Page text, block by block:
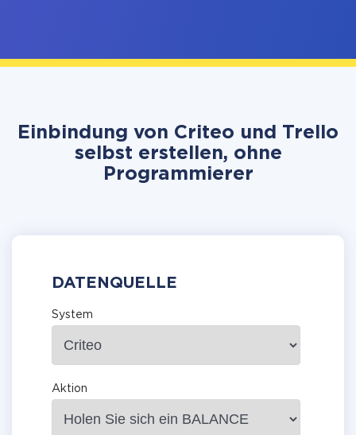
Einbindung von Criteo und Trello
selbst erstellen, ohne
Programmierer
DATENQUELLE
System
Aktion